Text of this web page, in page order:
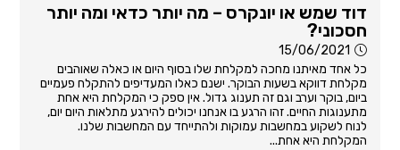
דוד שמש או יונקרס – מה יותר כדאי ומה יותר
חסכוני?
15/06/2021
כל אחד מאיתנו מחכה למקלחת שלו בסוף היום או כאלה שאוהבים
מקלחת דווקא בשעות הבוקר. ישנם כאלו המעדיפים להתקלח פעמיים
ביום, בוקר וערב וגם זה תענוג גדול. אין ספק כי המקלחת היא אחת
מתענוגות החיים. זהו הרגע בו אנחנו יכולים להירגע מתלאות היום יום,
לנוח לשקוע במחשבות עמוקות ולהתייחד עם המחשבות שלנו.
המקלחת היא אחת...